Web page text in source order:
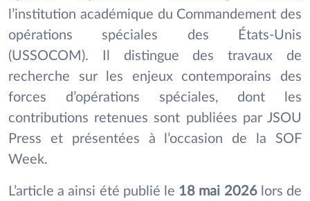
l’institution académique du Commandement des
opérations spéciales des États-Unis
(USSOCOM). Il distingue des travaux de
recherche sur les enjeux contemporains des
forces d’opérations spéciales, dont les
contributions retenues sont publiées par JSOU
Press et présentées à l’occasion de la SOF
Week.
L’article a ainsi été publié le 18 mai 2026lors de